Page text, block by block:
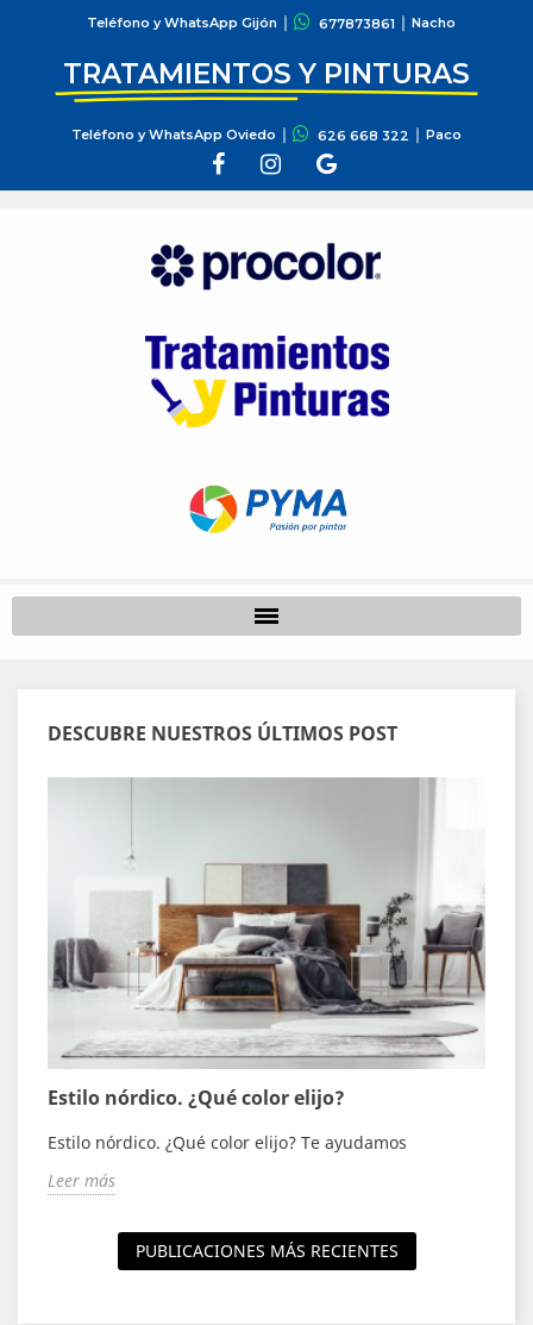
Teléfono y WhatsApp Gijón 677873861 Nacho
TRATAMIENTOS Y PINTURAS
Teléfono y WhatsApp Oviedo 626 668 322 Paco
DESCUBRE NUESTROS ÚLTIMOS POST
Estilo nórdico. ¿Qué color elijo?
Estilo nórdico. ¿Qué color elijo? Te ayudamos
Leer más
PUBLICACIONES MÁS RECIENTES